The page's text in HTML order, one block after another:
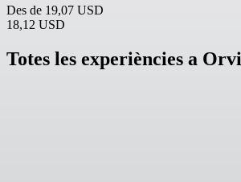
Des de 19,07 USD
18,12 USD
Totes les experiències a